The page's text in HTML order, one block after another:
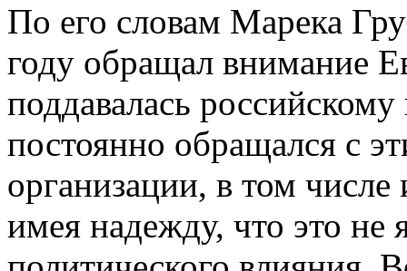
По его словам Марека
году обращал внимание
поддавалась
постоянно обращался с
организации, в том
имея надежду, что это не